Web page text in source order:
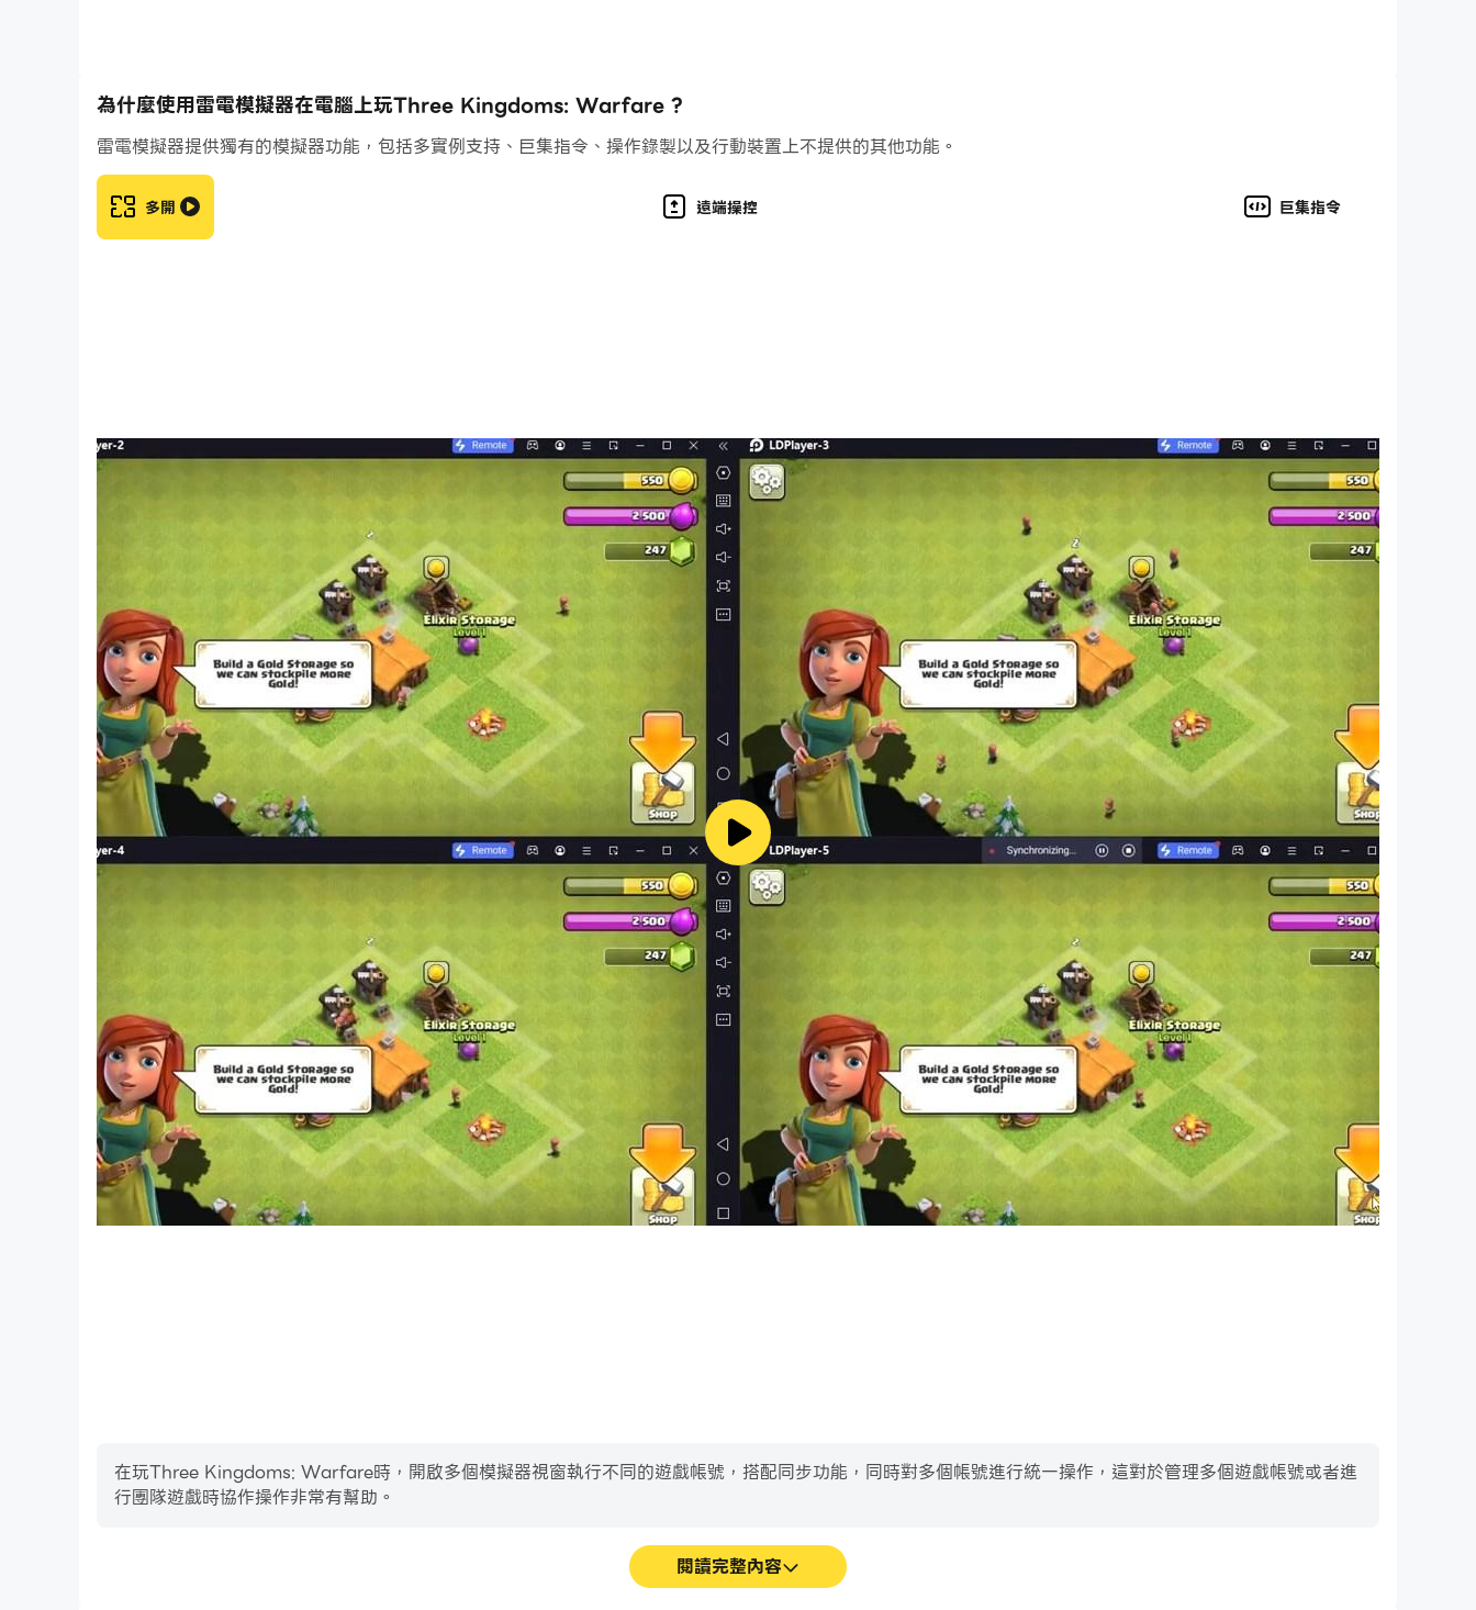
秘的內陸地區。赤壁與中原展開史詩般的戰鬥。三國世界的所有樂趣等你來發現！
【快節奏的月季傳奇】
【無數的構建和組合】
在混亂的世界中，您將需要才華橫溢的戰鬥人員來幫助您脫穎而出。在《三國：戰爭》中，數以百計的獨特船長等著你招募，他們擁有令人敬畏的藝術。此外，您將有
許多技能可以用於您的裝載，包括橫掃千、三連勝、衝鋒救援、神秘逃生技術和單人軍隊。打造完美且不可阻擋的戰術陣容！三國：戰爭也有多種職業供玩家選擇和利
用，利用一個職業的力量對抗其他特定職業，即使在寡不敵眾的情況下也能戰胜對手！
【百人決戰】
在這個混亂的世界中，玩家可以加入擁有數百名成員的聯盟。與志同道合的朋友或同志並肩作戰，最終佔領帝都並征服土地。除了正面迎擊敵人之外，玩家還可以通過
外交手段來智取對手。聯合不同的派系，組成聯盟，在史詩般的、超大規模的軍團戰役中對抗成群的敵人！
【免費玩三國】
最重要的是，《三個王國：戰爭》不是一款贏錢遊戲。我們不出售讓玩家比其他玩家更具優勢的物品。我們免費提供眾多獎勵和遊戲內好東西，從船長和技能到黃金和
翡翠！這是為了確保我們所有玩家都能獲得公平、有競爭力和戰術性的遊戲體驗！改寫三國歷史，需要野心和智慧！
快來玩三國：戰爭吧。製作您的史詩故事並留下印記。
為什麼使用雷電模擬器在電腦上玩Three Kingdoms: Warfare ?
雷電模擬器提供獨有的模擬器功能，包括多實例支持、巨集指令、操作錄製以及行動裝置上不提供的其他功能。
多開 遠端操控 巨集指令
在玩Three Kingdoms: Warfare時，開啟多個模擬器視窗執行不同的遊戲帳號，搭配同步功能，同時對多個帳號進行統一操作，這對於管理多個遊戲帳號或者進
行團隊遊戲時協作操作非常有幫助。
閱讀完整內容